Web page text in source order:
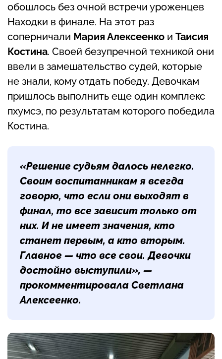
обошлось без очной встречи уроженцев
Находки в финале. На этот раз
соперничали Мария Алексеенко и Таисия
Костина. Своей безупречной техникой они
ввели в замешательство судей, которые
не знали, кому отдать победу. Девочкам
пришлось выполнить еще один комплекс
пхумсэ, по результатам которого победила
Костина.
«Решение судьям далось нелегко.
Своим воспитанникам я всегда
говорю, что если они выходят в
финал, то все зависит только от
них. И не имеет значения, кто
станет первым, а кто вторым.
Главное — что все свои. Девочки
достойно выступили», —
прокомментировала Светлана
Алексеенко.